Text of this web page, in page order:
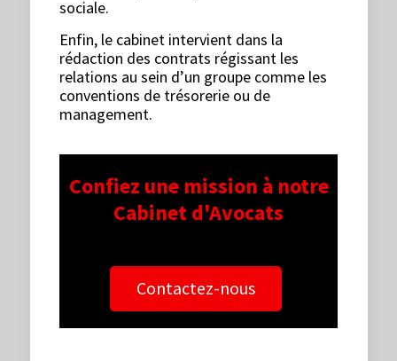
sociale.
Enfin, le cabinet intervient dans la
rédaction des contrats régissant les
relations au sein d’un groupe comme les
conventions de trésorerie ou de
management.
Confiez une mission à notre
Cabinet d'Avocats
Contactez-nous